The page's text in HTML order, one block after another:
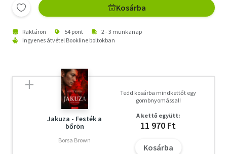
Kosárba
Raktáron 54 pont
2 - 3 munkanap
Ingyenes átvétel Bookline boltokban
Jakuza - Festék a
bőrön
Borsa Brown
Tedd kosárba mindkettőt egy
gombnyomással!
A kettő együtt:
11 970 Ft
Kosárba